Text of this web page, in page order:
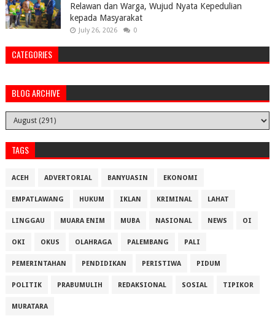
Relawan dan Warga, Wujud Nyata Kepedulian
kepada Masyarakat
July 26, 2026 0
CATEGORIES
BLOG ARCHIVE
TAGS
ACEH ADVERTORIAL BANYUASIN EKONOMI
EMPATLAWANG HUKUM IKLAN KRIMINAL LAHAT
LINGGAU MUARA ENIM MUBA NASIONAL NEWS OI
OKI OKUS OLAHRAGA PALEMBANG PALI
PEMERINTAHAN PENDIDIKAN PERISTIWA PIDUM
POLITIK PRABUMULIH REDAKSIONAL SOSIAL TIPIKOR
MURATARA